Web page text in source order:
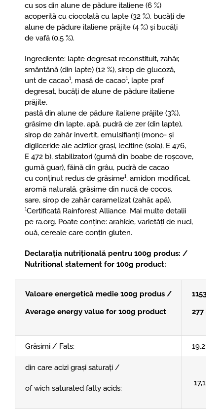
cu sos din alune de pădure italiene (6 %)
acoperită cu ciocolată cu lapte (32 %), bucăți de
alune de pădure italiene prăjite (4 %) și bucăți
de vafă (0,5 %).
Ingrediente: lapte degresat reconstituit, zahăr,
smântână (din lapte) (12 %), sirop de glucoză,
unt de cacao¹, masă de cacao¹, lapte praf
degresat, bucăți de alune de pădure italiene
prăjite,
pastă din alune de pădure italiene prăjite (3%),
grăsime din lapte, apă, pudră de zer (din lapte),
sirop de zahăr invertit, emulsifianți (mono- și
digliceride ale acizilor grași, lecitine (soia), E 476,
E 472 b), stabilizatori (gumă din boabe de roșcove,
gumă guar), făină din grâu, pudră de cacao
cu conținut redus de grăsime¹, amidon modificat,
aromă naturală, grăsime din nucă de cocos,
sare, sirop de zahăr caramelizat (zahăr, apă).
¹Certificată Rainforest Alliance. Mai multe detalii
pe ra.org. Poate conține: arahide, varietăți de nuci,
ouă, cereale care conțin gluten.
Declarația nutrițională pentru 100g produs: /
Nutritional statement for 100g product:
Valoare energetică medie 100g produs /
Average energy value for 100g product
277 kcal
Grăsimi / Fats: 19,23 g
din care acizi grași saturați /
of wich saturated fatty acids:
17,13 g